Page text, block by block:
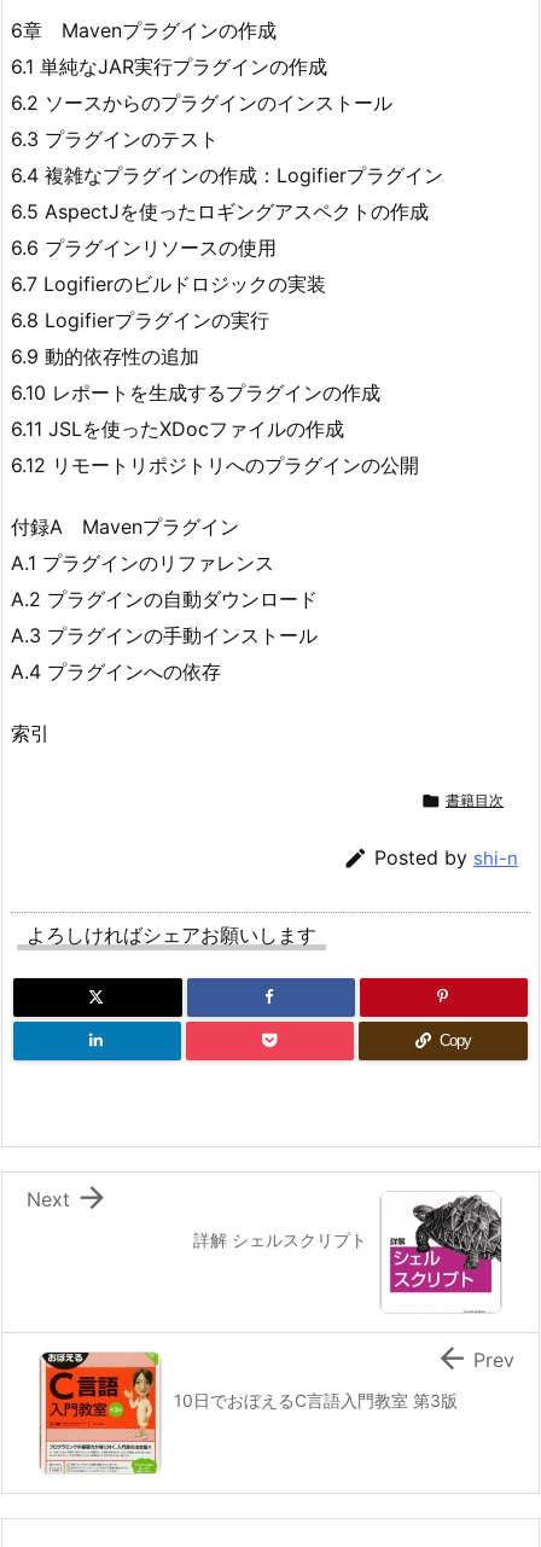
6章 Mavenプラグインの作成
6.1 単純なJAR実行プラグインの作成
6.2 ソースからのプラグインのインストール
6.3 プラグインのテスト
6.4 複雑なプラグインの作成：Logifierプラグイン
6.5 AspectJを使ったロギングアスペクトの作成
6.6 プラグインリソースの使用
6.7 Logifierのビルドロジックの実装
6.8 Logifierプラグインの実行
6.9 動的依存性の追加
6.10 レポートを生成するプラグインの作成
6.11 JSLを使ったXDocファイルの作成
6.12 リモートリポジトリへのプラグインの公開
付録A Mavenプラグイン
A.1 プラグインのリファレンス
A.2 プラグインの自動ダウンロード
A.3 プラグインの手動インストール
A.4 プラグインへの依存
索引
 書籍目次
 Posted by shi-n
よろしければシェアお願いします
Copy
詳解 シェルスクリプト

Next
10日でおぼえるC言語入門教室 第3版
 Prev